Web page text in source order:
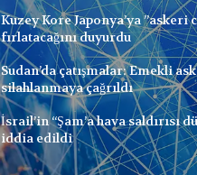
Kuzey Kore Japonya’ya ”askeri
fırlatacağını duyurdu
Sudan’da çatışmalar: Emekli
silahlanmaya çağrıldı
İsrail’in “Şam’a hava saldırısı
iddia edildi